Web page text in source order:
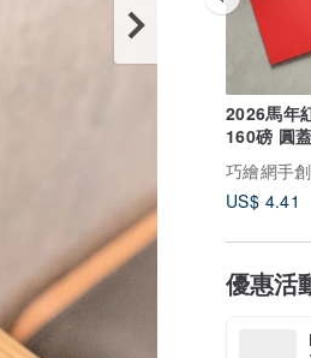
2026馬年
160磅 圓
巧繪網手
US$ 4.41
優惠活